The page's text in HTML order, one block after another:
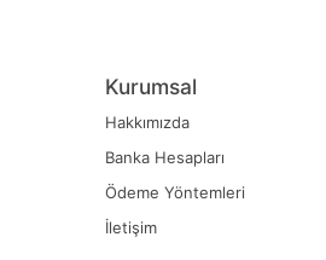
Kurumsal
Hakkımızda
Banka Hesapları
Ödeme Yöntemleri
İletişim